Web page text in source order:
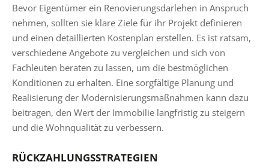
Bevor Eigentümer ein Renovierungsdarlehen in Anspruch
nehmen, sollten sie klare Ziele für ihr Projekt definieren
und einen detaillierten Kostenplan erstellen. Es ist ratsam,
verschiedene Angebote zu vergleichen und sich von
Fachleuten beraten zu lassen, um die bestmöglichen
Konditionen zu erhalten. Eine sorgfältige Planung und
Realisierung der Modernisierungsmaßnahmen kann dazu
beitragen, den Wert der Immobilie langfristig zu steigern
und die Wohnqualität zu verbessern.
RÜCKZAHLUNGSSTRATEGIEN